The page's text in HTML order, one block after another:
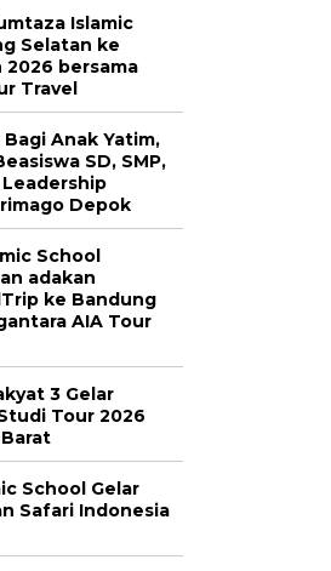
Islamic
Selatan ke
2026 bersama
Travel
Anak Yatim,
SD, SMP,
Depok
School
adakan
ke Bandung
AIA Tour
3 Gelar
Tour 2026
School Gelar
Safari Indonesia